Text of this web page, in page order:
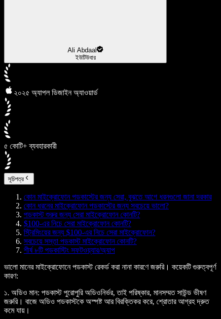
Ali Abdaal
ইউটিউবার
২০২৫ অ্যাপল ডিজাইন অ্যাওয়ার্ড
৫ কোটি+ ব্যবহারকারী
সূচিপত্র
কোন মাইক্রোফোন পডকাস্টের জন্য সেরা, বুঝতে আগে ধরনগুলো জানা দরকার
কোন ধরনের মাইক্রোফোন পডকাস্টের জন্য সবচেয়ে ভালো?
পডকাস্ট শুরুর জন্য সেরা মাইক্রোফোন কোনটি?
$100-এর নিচে সেরা মাইক্রোফোন কোনটি?
স্ট্রিমিংয়ের জন্য $100-এর নিচে সেরা মাইক্রোফোন?
সবচেয়ে সস্তা পডকাস্ট মাইক্রোফোন কোনটি?
শীর্ষ ৮টি পডকাস্টিং সফটওয়্যার/অ্যাপ
ভালো মানের মাইক্রোফোনে পডকাস্ট রেকর্ড করা নানা কারণে জরুরি। কয়েকটি গুরুত্বপূর্ণ
কারণ:
১. অডিও মান: পডকাস্ট পুরোপুরি অডিওনির্ভর, তাই পরিষ্কার, মানসম্মত সাউন্ড ভীষণ
জরুরি। বাজে অডিও পডকাস্টকে অস্পষ্ট আর বিরক্তিকর করে, শ্রোতার আগ্রহ দ্রুত
কমে যায়।